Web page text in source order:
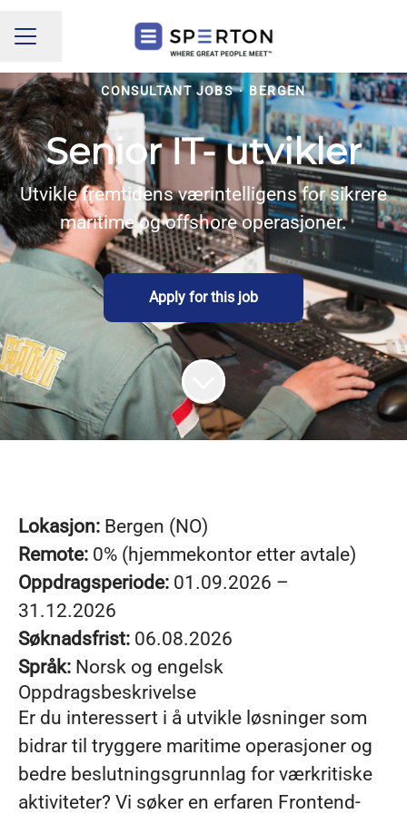
CAREER MENU
Share page
CONSULTANT JOBS · BERGEN
Senior IT- utvikler
Utvikle fremtidens værintelligens for sikrere
maritime og offshore operasjoner.
Apply for this job
Lokasjon: Bergen (NO)
Remote: 0% (hjemmekontor etter avtale)
Oppdragsperiode: 01.09.2026 –
31.12.2026
Søknadsfrist: 06.08.2026
Språk: Norsk og engelsk
Oppdragsbeskrivelse
Er du interessert i å utvikle løsninger som
bidrar til tryggere maritime operasjoner og
bedre beslutningsgrunnlag for værkritiske
aktiviteter? Vi søker en erfaren Frontend-